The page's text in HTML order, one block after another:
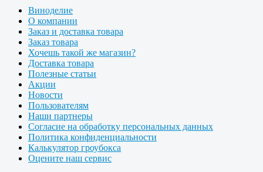
Виноделие
О компании
Заказ и доставка товара
Заказ товара
Хочешь такой же магазин?
Доставка товара
Полезные статьи
Акции
Новости
Пользователям
Наши партнеры
Согласие на обработку персональных данных
Политика конфиденциальности
Калькулятор гроубокса
Оцените наш сервис